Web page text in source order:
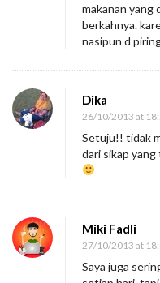
makanan yang
berkahnya.
nasipun d
Dika
26/10/2013 at
Setuju!! tidak
dari sikap
Miki Fadli
27/10/2013 at
Saya juga